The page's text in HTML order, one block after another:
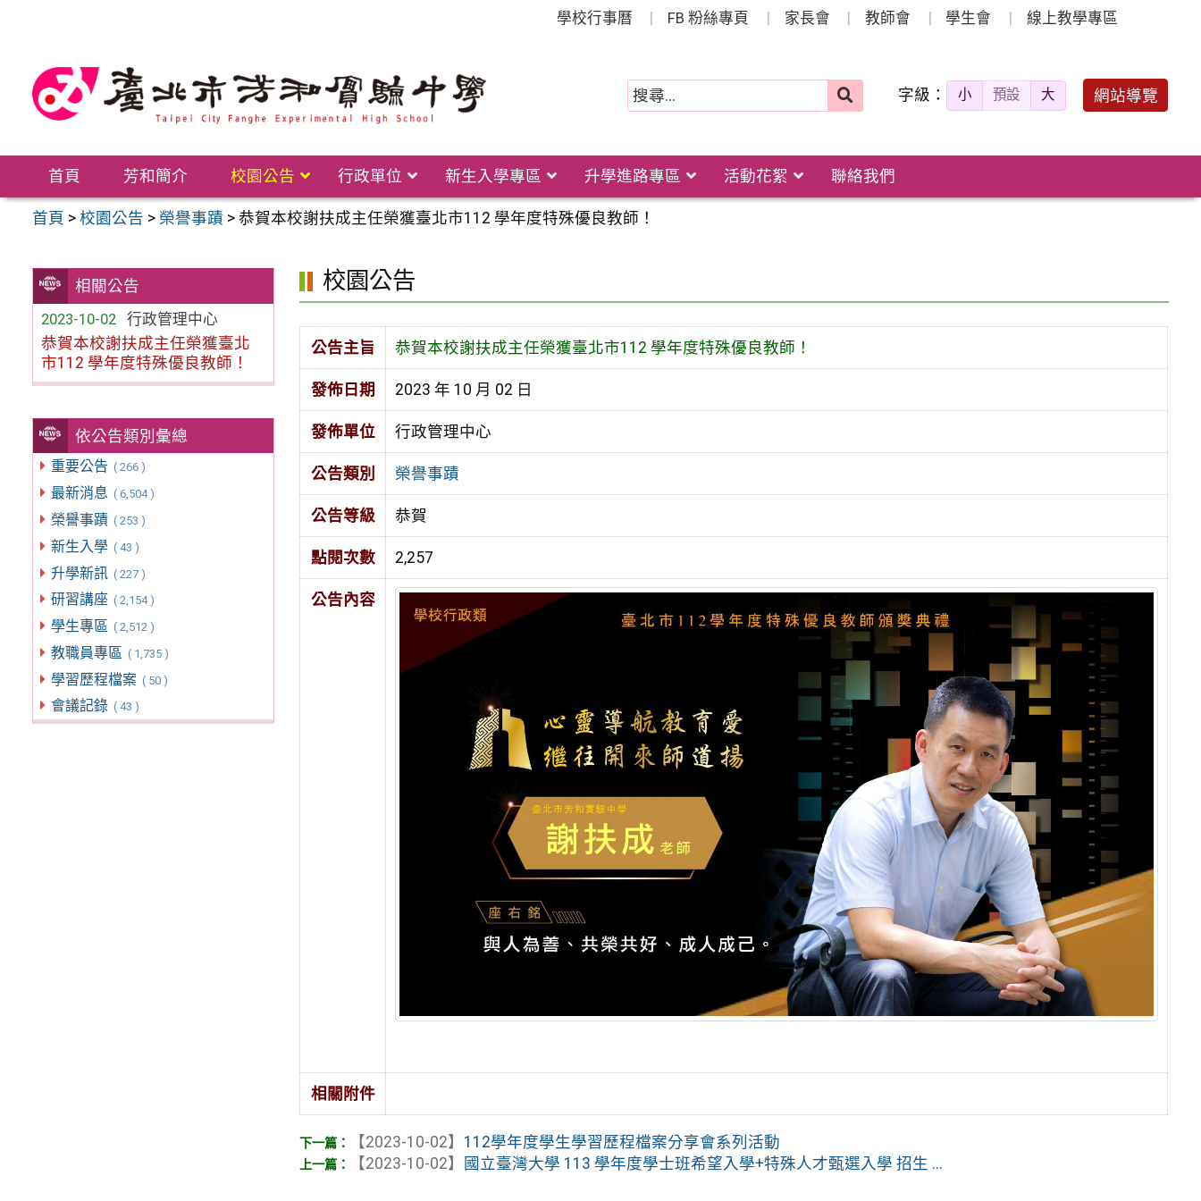
學校行事曆 FB 粉絲專頁 家長會 教師會 學生會 線上教學專區
字級： 小 預設 大 網站導覽
首頁 芳和簡介 校園公告 行政單位 新生入學專區 升學進路專區 活動花絮 聯絡我們
首頁 >校園公告 > 榮譽事蹟 >恭賀本校謝扶成主任榮獲臺北市112 學年度特殊優良教師！
相關公告
2023-10-02
行政管理中心
恭賀本校謝扶成主任榮獲臺北
市112 學年度特殊優良教師！
依公告類別彙總
重要公告 ( 266 )
最新消息 ( 6,504 )
榮譽事蹟 ( 253 )
新生入學 ( 43 )
升學新訊 ( 227 )
研習講座 ( 2,154 )
學生專區 ( 2,512 )
教職員專區 ( 1,735 )
學習歷程檔案 ( 50 )
會議記錄 ( 43 )
校園公告
公告主旨 恭賀本校謝扶成主任榮獲臺北市112 學年度特殊優良教師！
發佈日期 2023 年 10 月 02 日
發佈單位 行政管理中心
公告類別 榮譽事蹟
公告等級 恭賀
點閱次數 2,257
公告內容
相關附件
【2023-10-02】 112學年度學生學習歷程檔案分享會系列活動
【2023-10-02】 國立臺灣大學 113 學年度學士班希望入學+特殊人才甄選入學 招生 ...